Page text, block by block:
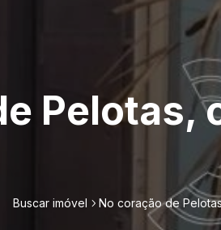
Pelotas,
Buscar imóvel No coração de